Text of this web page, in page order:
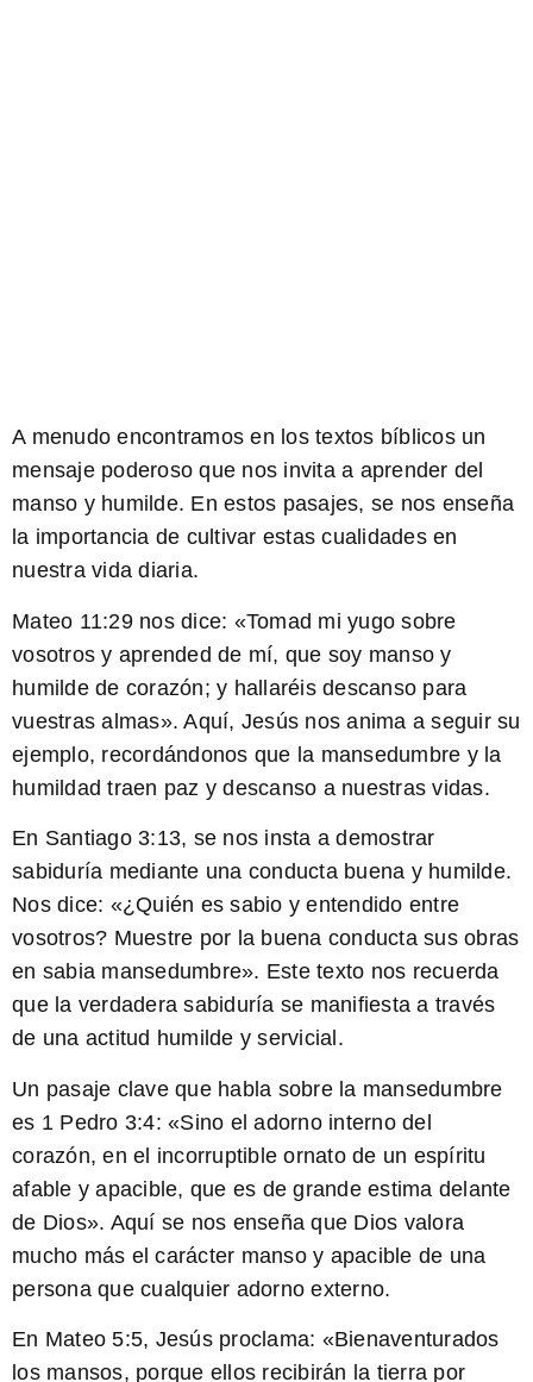
A menudo encontramos en los textos bíblicos un
mensaje poderoso que nos invita a aprender del
manso y humilde. En estos pasajes, se nos enseña
la importancia de cultivar estas cualidades en
nuestra vida diaria.
Mateo 11:29nos dice: «Tomad mi yugo sobre
vosotros y aprended de mí, que soy manso y
humilde de corazón; y hallaréis descanso para
vuestras almas». Aquí, Jesús nos anima a seguir su
ejemplo, recordándonos que la mansedumbre y la
humildad traen paz y descanso a nuestras vidas.
En Santiago 3:13, se nos insta a demostrar
sabiduría mediante una conducta buena y humilde.
Nos dice: «¿Quién es sabio y entendido entre
vosotros? Muestre por la buena conducta sus obras
en sabia mansedumbre». Este texto nos recuerda
que la verdadera sabiduría se manifiesta a través
de una actitud humilde y servicial.
Un pasaje clave que habla sobre la mansedumbre
es 1 Pedro 3:4: «Sino el adorno interno del
corazón, en el incorruptible ornato de un espíritu
afable y apacible, que es de grande estima delante
de Dios». Aquí se nos enseña que Dios valora
mucho más el carácter manso y apacible de una
persona que cualquier adorno externo.
En Mateo 5:5, Jesús proclama: «Bienaventurados
los mansos, porque ellos recibirán la tierra por